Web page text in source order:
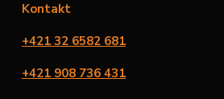
Kontakt
+421 32 6582 681
+421 908 736 431